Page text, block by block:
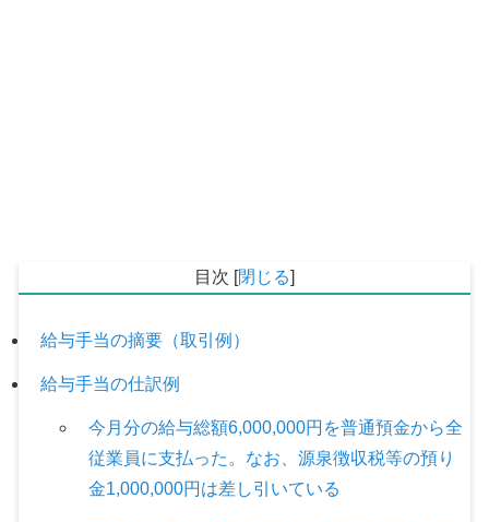
目次 [閉じる]
給与手当の摘要（取引例）
給与手当の仕訳例
今月分の給与総額6,000,000円を普通預金から全
従業員に支払った。なお、源泉徴収税等の預り
金1,000,000円は差し引いている